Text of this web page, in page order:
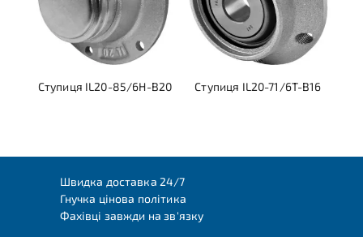
Ступиця IL20-85/6H-B20 Ступиця IL20-71/6T-B16
Швидка доставка 24/7
Гнучка цінова політика
Фахівці завжди на зв'язку